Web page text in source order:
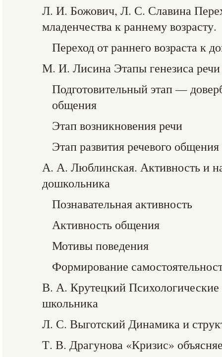
Л. И. Божович, Л. С. Славина
младенчества к раннему возрасту.
Переход от раннего возраста к
М. И. Лисина Этапы генезиса речи
Подготовительный этап —
общения
Этап возникновения речи
Этап развития речевого общения
А. А. Люблинская. Активность и
дошкольника
Познавательная активность
Активность общения
Мотивы поведения
Формирование
В. А. Крутецкий
школьника
Л. С. Выготский Динамика и
Т. В. Драгунова «Кризис»